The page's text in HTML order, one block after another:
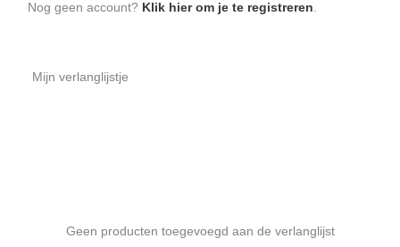
Nog geen account? Klik hier om je te registreren.
Mijn verlanglijstje
Geen producten toegevoegd aan de verlanglijst